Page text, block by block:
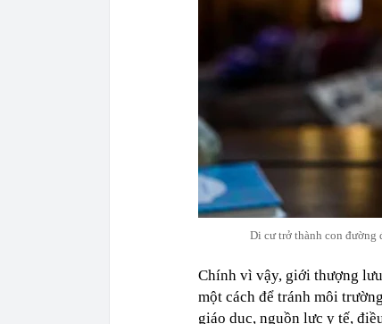
Di cư trở thành con đường
Chính vì vậy, giới thượng
một cách để tránh môi
giáo dục, nguồn lực y tế,